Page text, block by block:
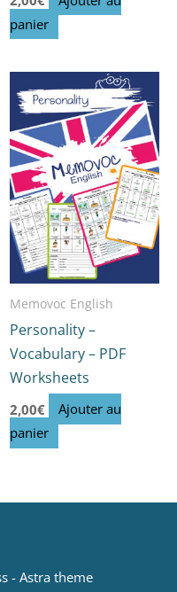
panier
Memovoc English
Personality –
Vocabulary – PDF
Worksheets
2,00€
Ajouter au
panier
- Astra theme